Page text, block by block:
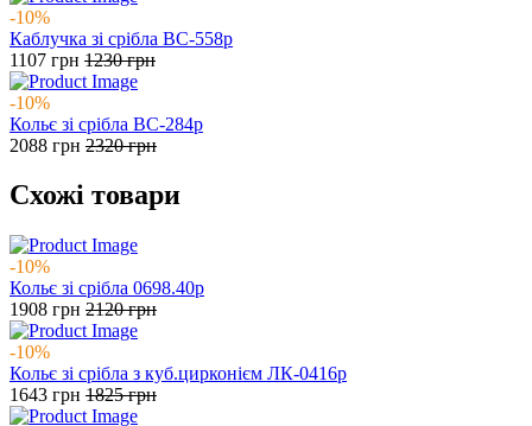
-10%
Каблучка зі срібла ВС-558р
1107 грн 1230грн
-10%
Кольє зі срібла ВС-284р
2088 грн 2320грн
Схожі товари
-10%
Кольє зі срібла 0698.40р
1908 грн 2120грн
-10%
Кольє зі срібла з куб.цирконієм ЛК-0416р
1643 грн 1825грн